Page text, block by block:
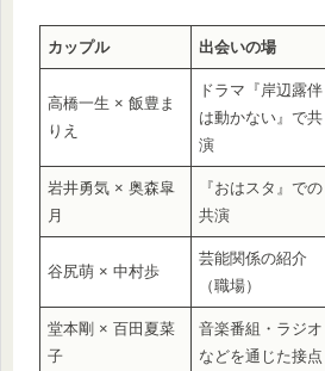
カップル 出会いの場
高橋一生 × 飯豊ま
りえ
ドラマ『岸辺露伴
は動かない』で共
演
岩井勇気 × 奥森皐
月
『おはスタ』での
共演
谷尻萌 × 中村歩
芸能関係の紹介
（職場）
堂本剛 × 百田夏菜
子
音楽番組・ラジオ
などを通じた接点